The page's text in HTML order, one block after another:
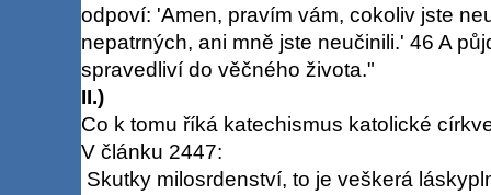
odpoví: 'Amen, pravím vám, cokoliv jste
nepatrných, ani mně jste neučinili.' 46 A
spravedliví do věčného života."
II.)
Co k tomu říká katechismus katolické
V článku 2447:
Skutky milosrdenství, to je veškerá